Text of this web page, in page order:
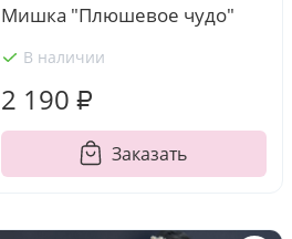
Мишка "Плюшевое чудо"
В наличии
2 190 ₽
Заказать